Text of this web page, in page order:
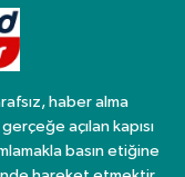
haber alma
açılan kapısı
basın etiğine